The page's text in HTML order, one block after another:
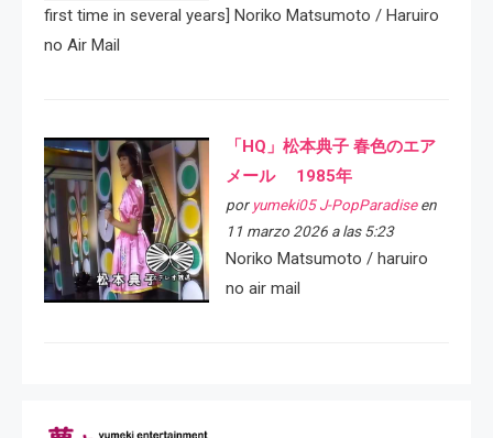
first time in several years] Noriko Matsumoto / Haruiro
no Air Mail
「HQ」松本典子 春色のエア
メール 1985年
por yumeki05 J-PopParadiseen
11 marzo 2026 a las 5:23
Noriko Matsumoto / haruiro
no air mail